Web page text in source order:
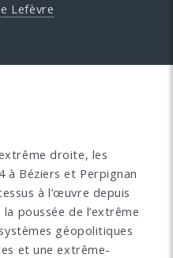
Lefèvre
droite, les
à Béziers et Perpignan
à l’œuvre depuis
poussée de l’extrême
géopolitiques
et une extrême-